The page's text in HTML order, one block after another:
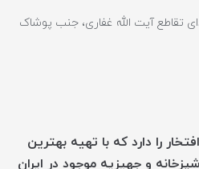
تقاطع آیت الله غفاری، جنب پوشاک
را دارد که با تهیه بهترین
و جهیزیه موجود در ایران